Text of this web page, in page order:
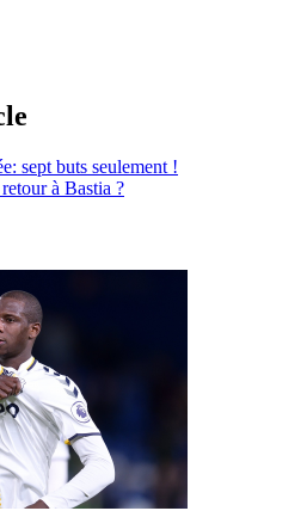
sept buts seulement !
à Bastia ?